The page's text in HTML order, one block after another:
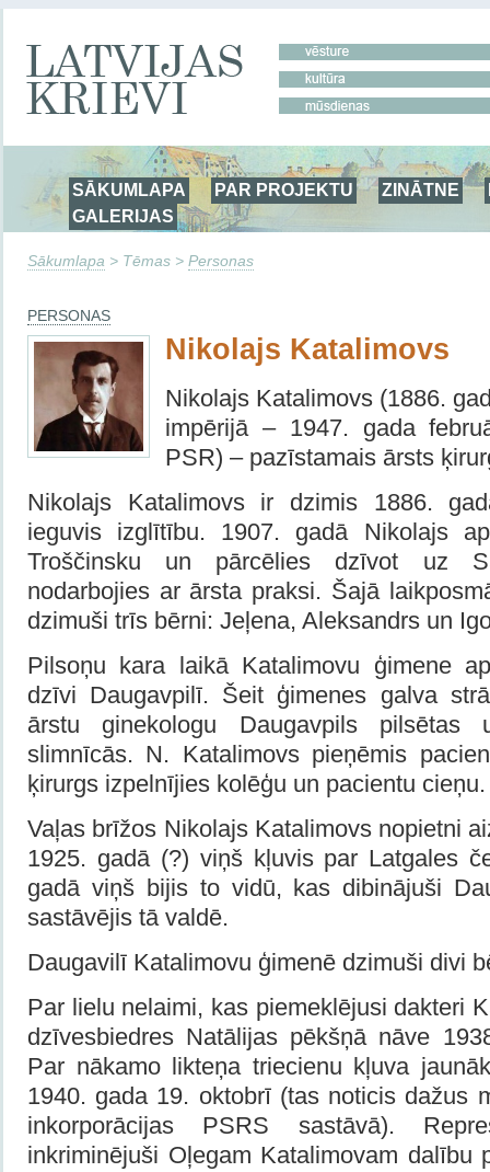
SĀKUMLAPA PAR PROJEKTU ZINĀTNE
GALERIJAS
Sākumlapa > Tēmas > Personas
PERSONAS
Nikolajs Katalimovs
Nikolajs Katalimovs (1886.
impērijā – 1947. gada
PSR) – pazīstamais ārsts
Nikolajs Katalimovs ir dzimis 1886.
ieguvis izglītību. 1907. gadā Nikolajs
Troščinsku un pārcēlies dzīvot uz
nodarbojies ar ārsta praksi. Šajā
dzimuši trīs bērni: Jeļena, Aleksandrs un
Pilsoņu kara laikā Katalimovu ģimene
dzīvi Daugavpilī. Šeit ģimenes galva
ārstu ginekologu Daugavpils pilsētas
slimnīcās. N. Katalimovs pieņēmis
ķirurgs izpelnījies kolēģu un pacientu cieņu.
Vaļas brīžos Nikolajs Katalimovs nopietni
1925. gadā (?) viņš kļuvis par Latgales
gadā viņš bijis to vidū, kas dibinājuši
sastāvējis tā valdē.
Daugavilī Katalimovu ģimenē dzimuši divi
Par lielu nelaimi, kas piemeklējusi dakteri
dzīvesbiedres Natālijas pēkšņā nāve
Par nākamo likteņa triecienu kļuva
1940. gada 19. oktobrī (tas noticis dažus
inkorporācijas PSRS sastāvā).
inkriminējuši Oļegam Katalimovam dalību